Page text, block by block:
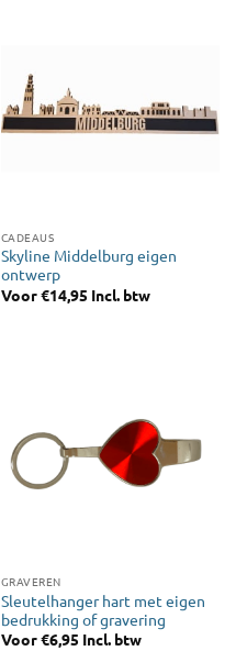
CADEAUS
Skyline Middelburg eigen
ontwerp
Voor€14,95 Incl. btw
GRAVEREN
Sleutelhanger hart met eigen
bedrukking of gravering
Voor€6,95 Incl. btw